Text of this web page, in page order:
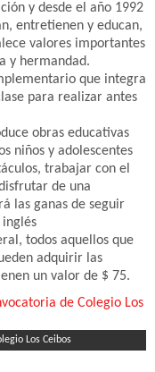
y desde el año 1992
entretienen y educan,
valores importantes
y hermandad.
que integra
para realizar antes
obras educativas
niños y adolescentes
trabajar con el
de una
las ganas de seguir
todos aquellos que
adquirir las
un valor de $ 75.
Los Ceibos